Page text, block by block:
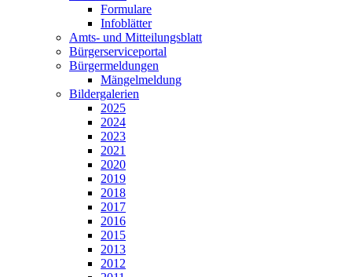
Formulare
Infoblätter
Amts- und Mitteilungsblatt
Bürgerserviceportal
Bürgermeldungen
Mängelmeldung
Bildergalerien
2025
2024
2023
2021
2020
2019
2018
2017
2016
2015
2013
2012